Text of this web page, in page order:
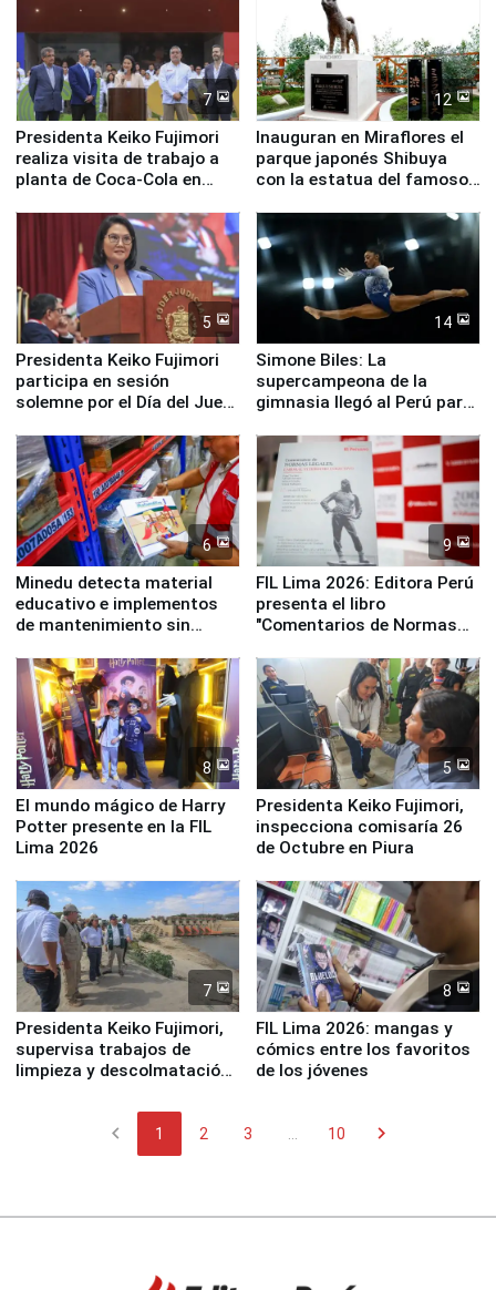
7
Presidenta Keiko Fujimori
realiza visita de trabajo a
planta de Coca-Cola en
12
Inauguran en Miraflores el
parque japonés Shibuya
con la estatua del famoso
5
Presidenta Keiko Fujimori
participa en sesión
solemne por el Día del Juez
14
Simone Biles: La
supercampeona de la
gimnasia llegó al Perú para
Panamericanos Lima 2027
6
Minedu detecta material
educativo e implementos
de mantenimiento sin
la UGEL 2
9
FIL Lima 2026: Editora Perú
presenta el libro
"Comentarios de Normas
Derecho Colectivo"
8
El mundo mágico de Harry
Potter presente en la FIL
Lima 2026
5
Presidenta Keiko Fujimori,
inspecciona comisaría 26
de Octubre en Piura
7
Presidenta Keiko Fujimori,
supervisa trabajos de
limpieza y descolmatación
8
FIL Lima 2026: mangas y
cómics entre los favoritos
de los jóvenes
chevron_left 1 2 3 10 chevron_right